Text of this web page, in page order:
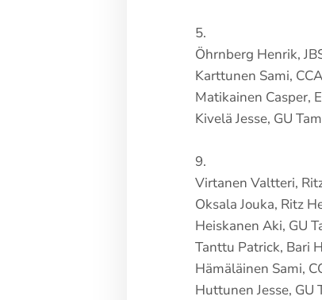
5.
Öhrnberg Henrik,
Karttunen Sami,
Matikainen Casper,
Kivelä Jesse, GU
9.
Virtanen Valtteri,
Oksala Jouka, Ritz
Heiskanen Aki, GU
Tanttu Patrick, Bari
Hämäläinen Sami,
Huttunen Jesse, GU